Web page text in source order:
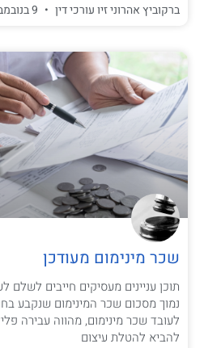
ברקוביץ אהרוני זיו עורכי דין
שכר מינימום מעודכן
תוכן עניינים מעסיקים חייבים לשלם
נמוך מסכום שכר המינימום שנקבע
לעובד שכר מינימום, מהווה עבירה
להביא להטלת עיצום